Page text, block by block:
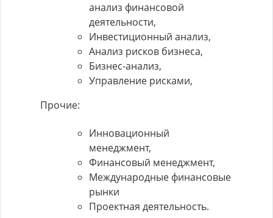
анализ финансовой
деятельности,
Инвестиционный анализ,
Анализ рисков бизнеса,
Бизнес-анализ,
Управление рисками,
Прочие:
Инновационный
менеджмент,
Финансовый менеджмент,
Международные финансовые
рынки
Проектная деятельность.